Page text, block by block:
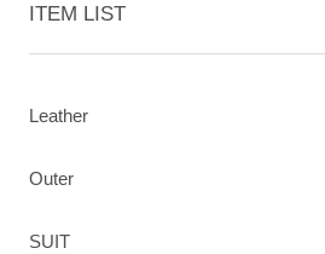
ITEM LIST
Leather
Outer
SUIT